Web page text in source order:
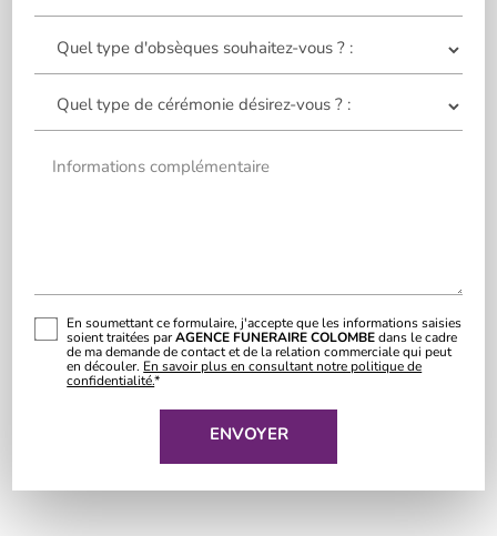
Informations complémentaire
En soumettant ce formulaire, j'accepte que les informations saisies
soient traitées parAGENCE FUNERAIRE COLOMBE dans le cadre
de ma demande de contact et de la relation commerciale qui peut
en découler. En savoir plus en consultant notre politique de
confidentialité.*